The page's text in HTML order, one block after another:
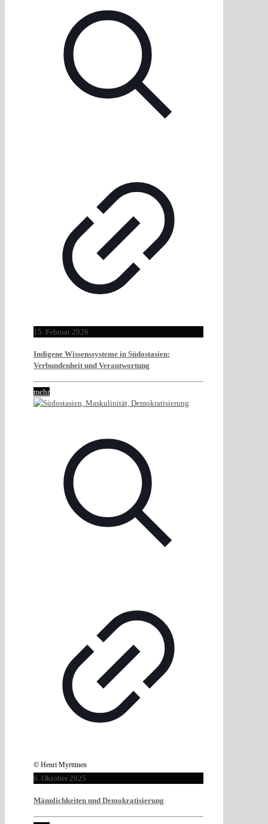
15. Februar 2026
Indigene Wissenssysteme in Südostasien:
Verbundenheit und Verantwortung
mehr
© Henri Myrttinen
6. Oktober 2025
Männlichkeiten und Demokratisierung